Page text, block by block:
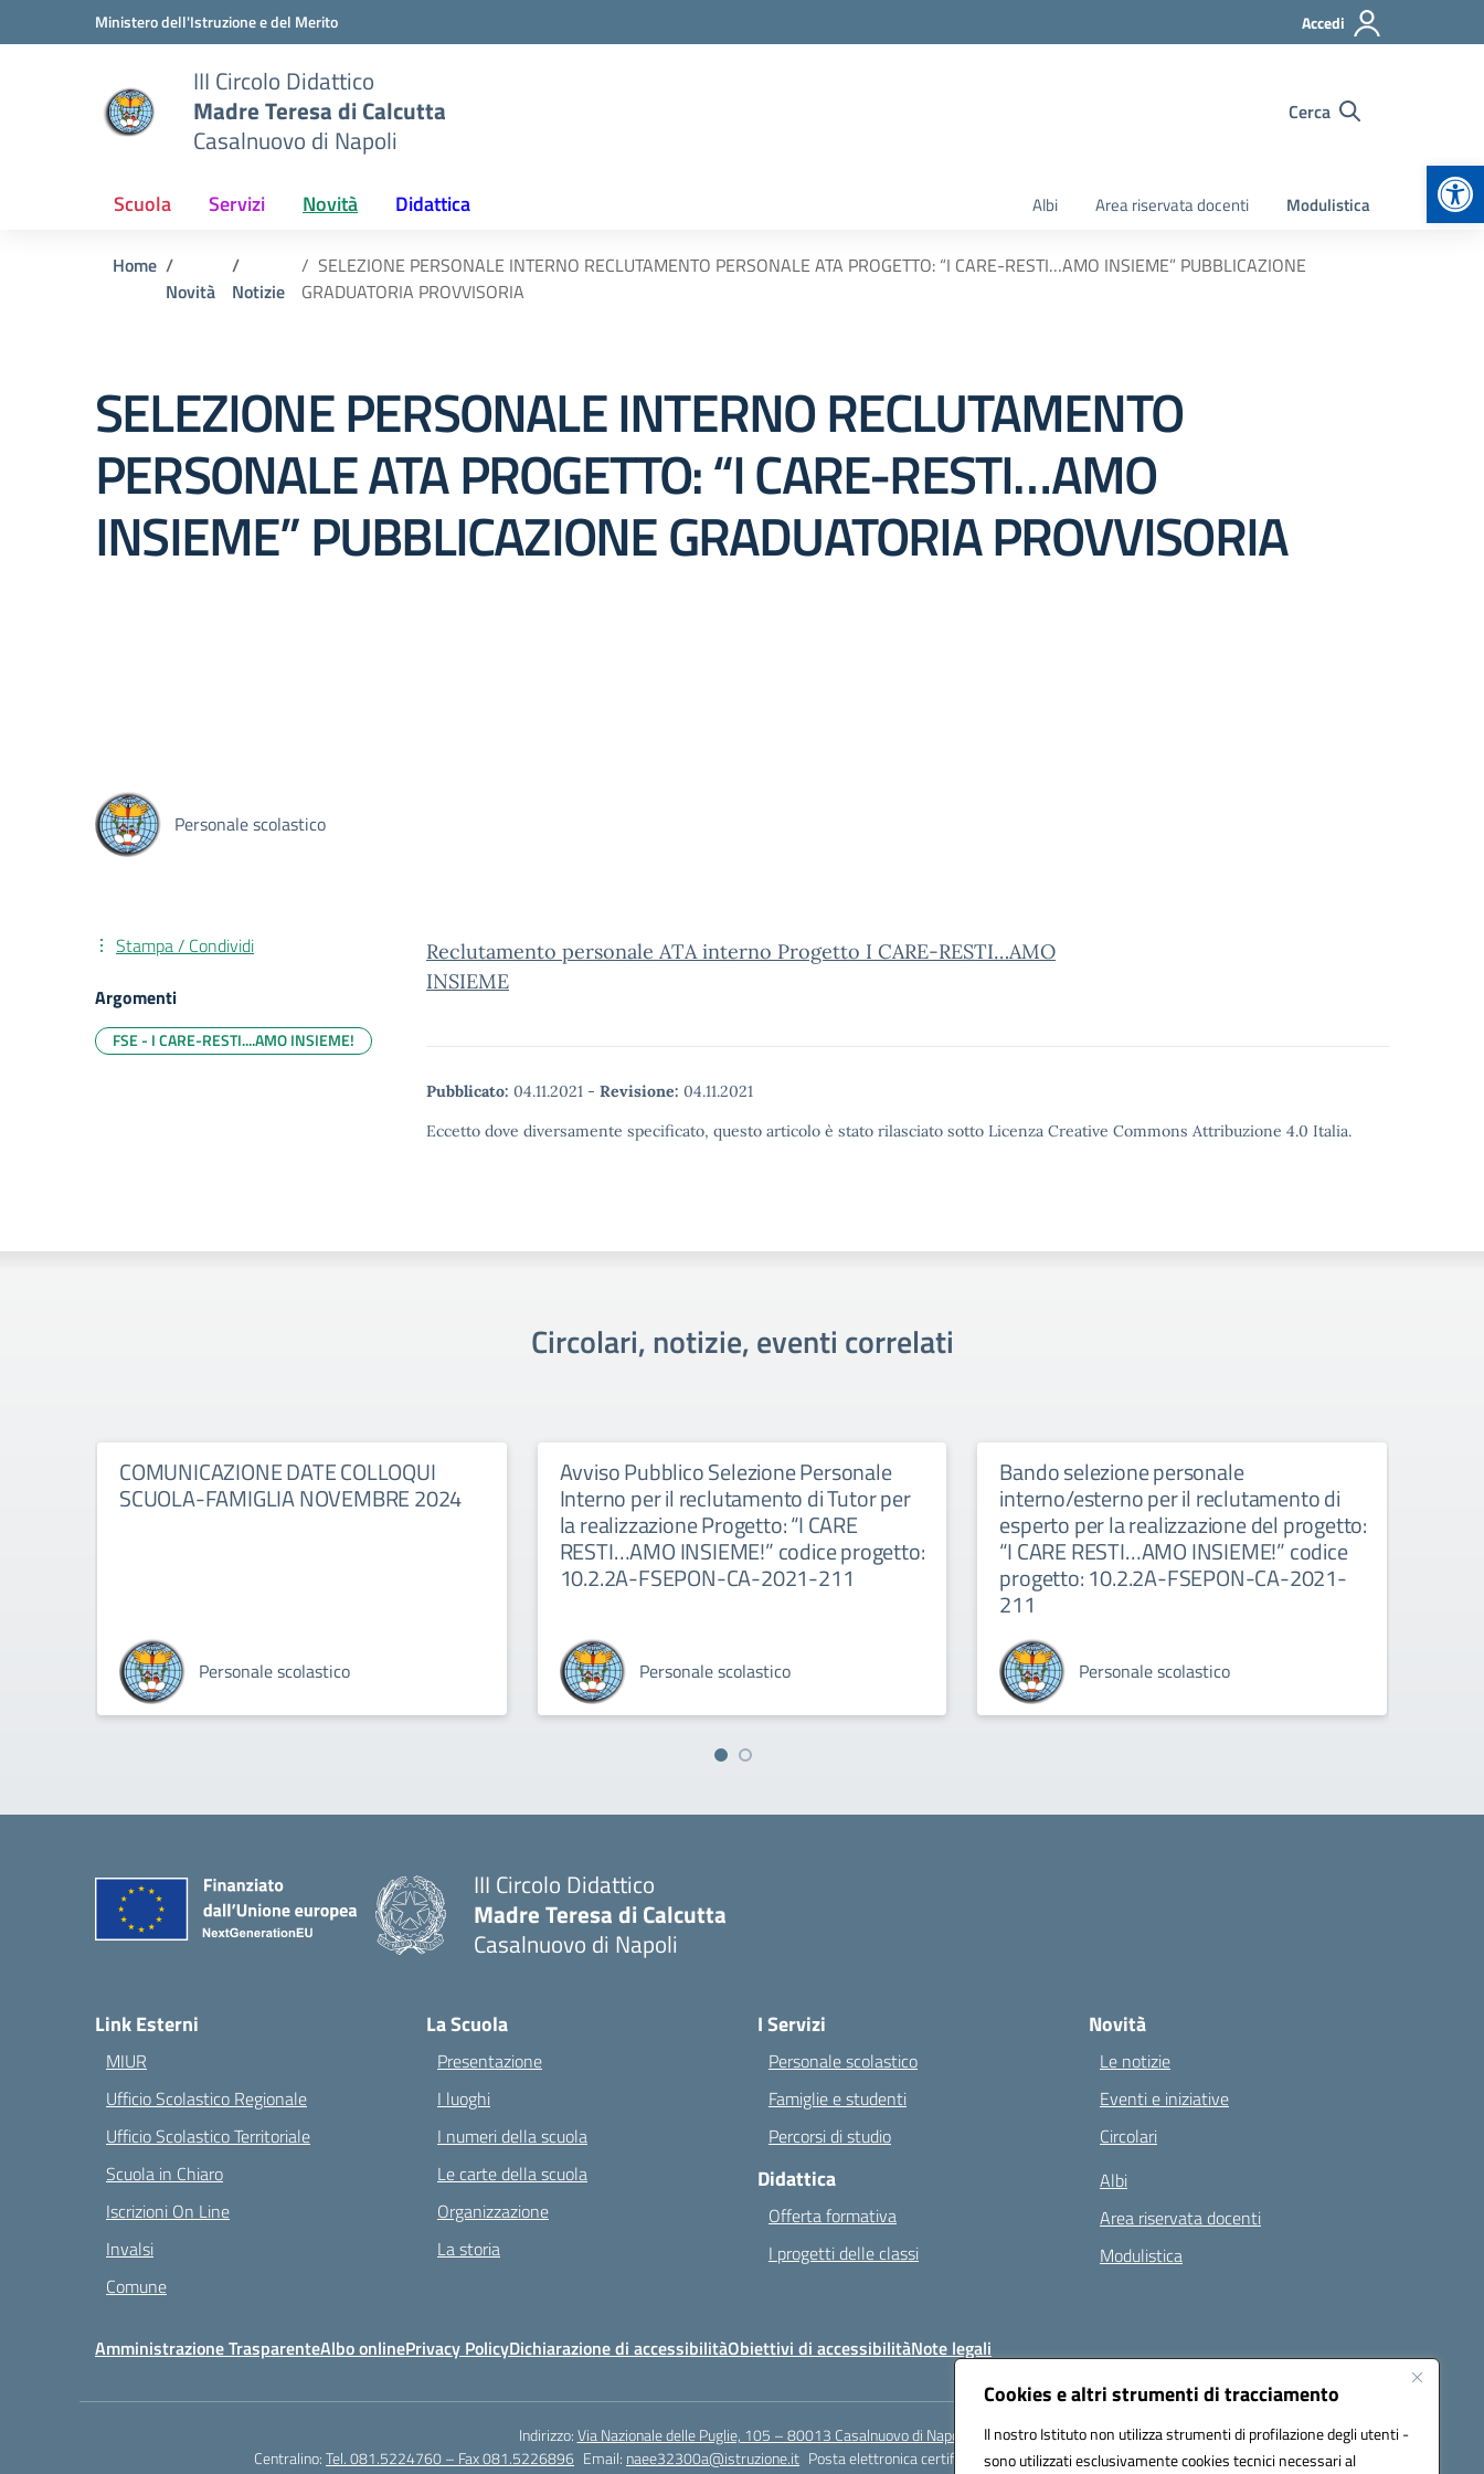
Cookies e altri strumenti di tracciamento
Il nostro Istituto non utilizza strumenti di profilazione degli utenti -
sono utilizzati esclusivamente cookies tecnici necessari al
Vai ai contenuti
Vai al menu di navigazioneMinistero dell'Istruzione e del Merito Accedi
III Circolo Didattico
Madre Teresa di Calcutta
Casalnuovo di Napoli
Cerca
Scuola Servizi Novità Didattica Albi Area riservata docenti Modulistica
Home
Novità
Notizie
SELEZIONE PERSONALE INTERNO RECLUTAMENTO PERSONALE ATA PROGETTO: “I CARE-RESTI…AMO INSIEME” PUBBLICAZIONE
GRADUATORIA PROVVISORIA
SELEZIONE PERSONALE INTERNO RECLUTAMENTO
PERSONALE ATA PROGETTO: “I CARE-RESTI…AMO
INSIEME” PUBBLICAZIONE GRADUATORIA PROVVISORIA
Personale scolastico
Reclutamento personale ATA interno Progetto I CARE-RESTI…AMO
INSIEME
Pubblicato: 04.11.2021 - Revisione: 04.11.2021
Eccetto dove diversamente specificato, questo articolo è stato rilasciato sotto Licenza Creative Commons Attribuzione 4.0 Italia.
Stampa / Condividi
Argomenti
FSE - I CARE-RESTI....AMO INSIEME!
Circolari, notizie, eventi correlati
COMUNICAZIONE DATE COLLOQUI
SCUOLA-FAMIGLIA NOVEMBRE 2024
Personale scolastico
Avviso Pubblico Selezione Personale
Interno per il reclutamento di Tutor per
la realizzazione Progetto: “I CARE
RESTI…AMO INSIEME!” codice progetto:
10.2.2A-FSEPON-CA-2021-211
Personale scolastico
Bando selezione personale
interno/esterno per il reclutamento di
esperto per la realizzazione del progetto:
“I CARE RESTI…AMO INSIEME!” codice
progetto: 10.2.2A-FSEPON-CA-2021-
211
Personale scolastico
III Circolo Didattico
Madre Teresa di Calcutta
Casalnuovo di Napoli
Link Esterni
MIUR
Ufficio Scolastico Regionale
Ufficio Scolastico Territoriale
Scuola in Chiaro
Iscrizioni On Line
Invalsi
Comune
La Scuola
Presentazione
I luoghi
I numeri della scuola
Le carte della scuola
Organizzazione
La storia
I Servizi
Personale scolastico
Famiglie e studenti
Percorsi di studio
Didattica
Offerta formativa
I progetti delle classi
Novità
Le notizie
Eventi e iniziative
Circolari
Albi
Area riservata docenti
Modulistica
Amministrazione TrasparenteAlbo onlinePrivacy PolicyDichiarazione di accessibilitàObiettivi di accessibilitàNote legali
Indirizzo:Via Nazionale delle Puglie, 105 – 80013 Casalnuovo di Napoli
Centralino:Tel. 081.5224760 – Fax 081.5226896 Email: naee32300a@istruzione.it Posta elettronica certificata (PEC):naee32300a@pec.istruzione.it